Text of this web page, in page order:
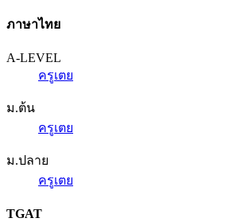
ภาษาไทย
A-LEVEL
ครูเตย
ม.ต้น
ครูเตย
ม.ปลาย
ครูเตย
TGAT